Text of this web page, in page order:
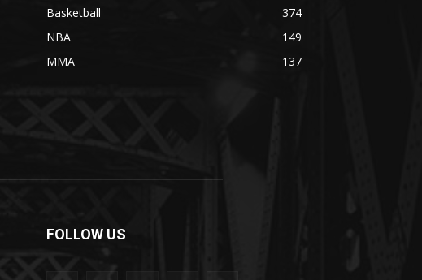
Basketball
374
NBA
149
MMA
137
FOLLOW US